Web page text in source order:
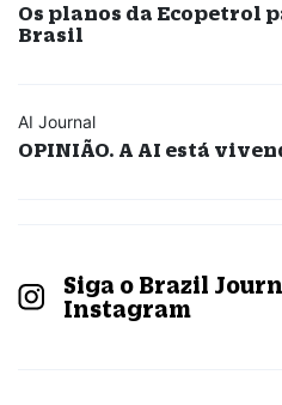
Os planos da Ecopetrol
Brasil
AI Journal
OPINIÃO. A AI está
Siga o Brazil
Instagram